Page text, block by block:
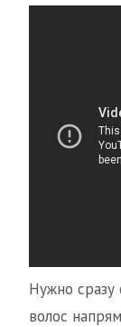
Нужно сразу
волос